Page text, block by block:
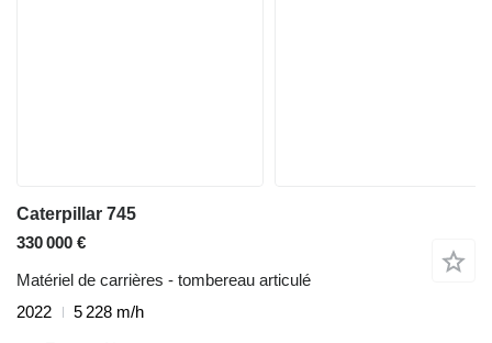
Caterpillar 745
330 000 €
Matériel de carrières - tombereau articulé
2022
5 228 m/h